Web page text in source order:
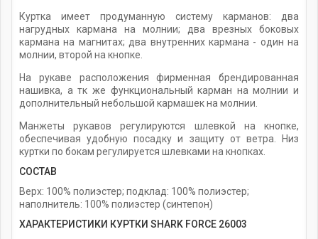
Куртка имеет продуманную систему карманов: два
нагрудных кармана на молнии; два врезных боковых
кармана на магнитах; два внутренних кармана - один на
молнии, второй на кнопке.
На рукаве расположения фирменная брендированная
нашивка, а тк же функциональный карман на молнии и
дополнительный небольшой кармашек на молнии.
Манжеты рукавов регулируются шлевкой на кнопке,
обеспечивая удобную посадку и защиту от ветра. Низ
куртки по бокам регулируется шлевками на кнопках.
СОСТАВ
Верх: 100% полиэстер; подклад: 100% полиэстер;
наполнитель: 100% полиэстер (синтепон)
ХАРАКТЕРИСТИКИ КУРТКИ SHARK FORCE 26003